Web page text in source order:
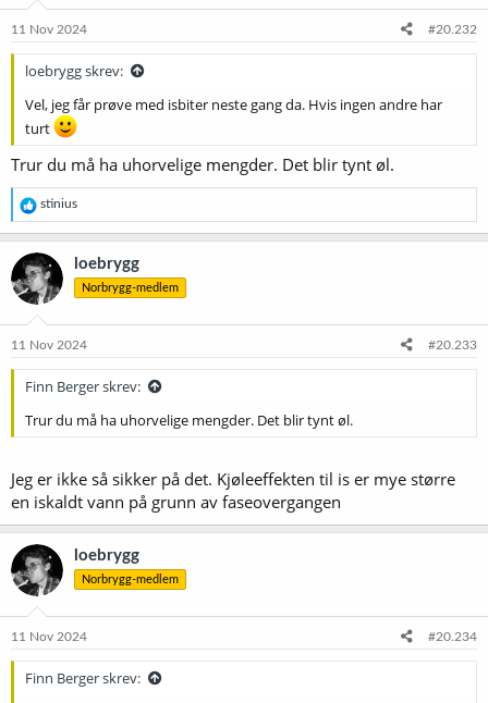
e
11 Nov 2024 #20.232
loebrygg skrev:
Vel, jeg får prøve med isbiter neste gang da. Hvis ingen andre har
turt
Trur du må ha uhorvelige mengder. Det blir tynt øl.
R
e
a
k
s
j
o
e
stinius
loebrygg
Norbrygg-medlem
11 Nov 2024 #20.233
Finn Berger skrev:
Trur du må ha uhorvelige mengder. Det blir tynt øl.
Jeg er ikke så sikker på det. Kjøleeffekten til is er mye større
en iskaldt vann på grunn av faseovergangen
loebrygg
Norbrygg-medlem
11 Nov 2024 #20.234
Finn Berger skrev: